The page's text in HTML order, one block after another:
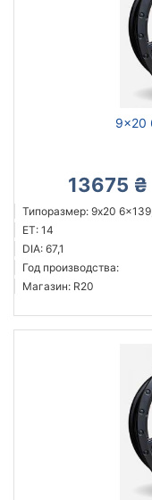
9x20
13675 ₴
Типоразмер: 9x20
ET: 14
DIA: 67,1
Год производства:
Магазин: R20